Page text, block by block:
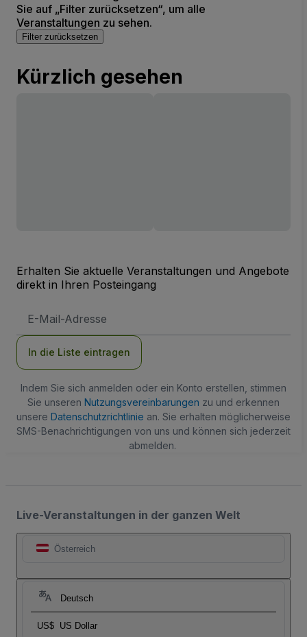
Sie auf „Filter zurücksetzen“, um alle
Veranstaltungen zu sehen.
Filter zurücksetzen
Kürzlich gesehen
Erhalten Sie aktuelle Veranstaltungen und Angebote
direkt in Ihren Posteingang
Mail-
In die Liste eintragen
Indem Sie sich anmelden oder ein Konto erstellen, stimmen
Sie unseren Nutzungsvereinbarungen zu und erkennen
unsere Datenschutzrichtlinie an. Sie erhalten möglicherweise
SMS-Benachrichtigungen von uns und können sich jederzeit
abmelden.
Live-Veranstaltungen in der ganzen Welt
Österreich
Deutsch
US$ US Dollar